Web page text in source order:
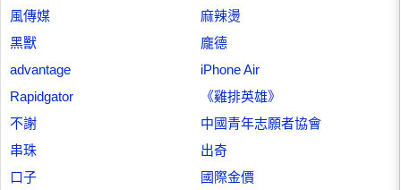
風傳媒
麻辣燙
黑獸
龐德
advantage
iPhone Air
Rapidgator
《雞排英雄》
不謝
中國青年志願者協會
串珠
出奇
口子
國際金價